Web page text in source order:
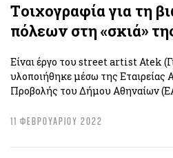
Tοιχογραφία για τη
πόλεων στη «σκιά»
Είναι έργο του street artist Atek
υλοποιήθηκε μέσω της Εταιρείας
Προβολής του Δήμου Αθηναίων
11 ΦΕΒΡΟΥΑΡΙΟΥ 2022